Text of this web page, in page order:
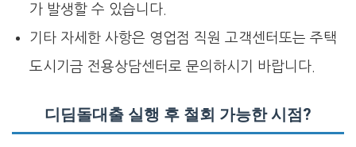
가 발생할 수 있습니다.
기타 자세한 사항은 영업점 직원 고객센터또는 주택
도시기금 전용상담센터로 문의하시기 바랍니다.
디딤돌대출 실행 후 철회 가능한 시점?